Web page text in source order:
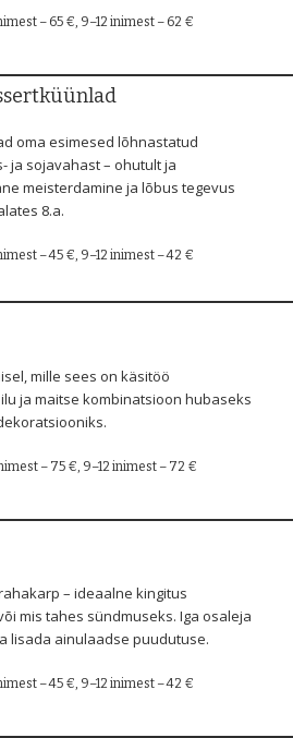
– 65 €, 9–12 inimest – 62 €
oma esimesed lõhnastatud
ja sojavahast – ohutult ja
meisterdamine ja lõbus tegevus
8.a.
– 45 €, 9–12 inimest – 42 €
mille sees on käsitöö
ja maitse kombinatsioon hubaseks
– 75 €, 9–12 inimest – 72 €
– ideaalne kingitus
mis tahes sündmuseks. Iga osaleja
lisada ainulaadse puudutuse.
– 45 €, 9–12 inimest – 42 €